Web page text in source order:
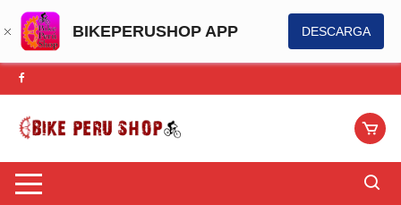
BIKEPERUSHOP APP DESCARGA
Saltar
al
contenido